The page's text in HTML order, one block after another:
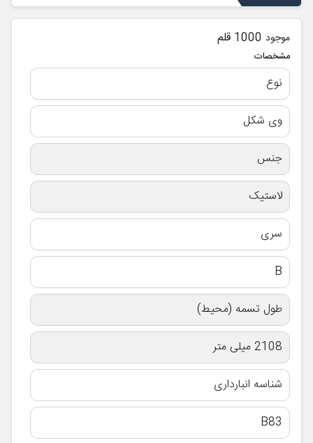
موجود 1000 قلم
مشخصات
نوع
وی شکل
جنس
لاستیک
سری
B
طول تسمه (محیط)
2108 میلی متر
شناسه انبارداری
B83